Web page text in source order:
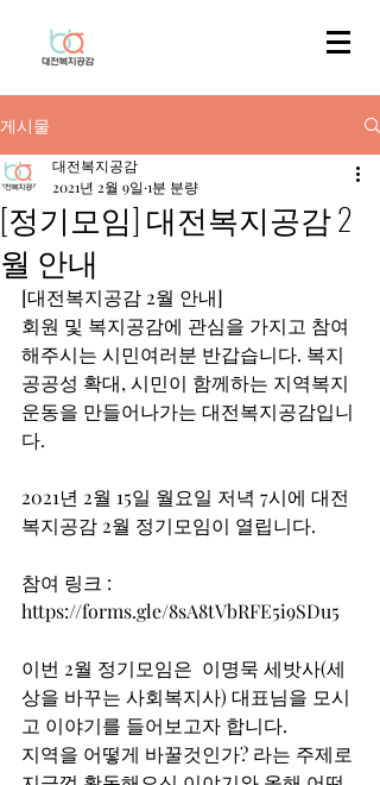
게시물
[정기모임] 대전복지공감 2
월 안내
대전복지공감
2021년 2월 9일 1분 분량
[대전복지공감 2월 안내]
회원 및 복지공감에 관심을 가지고 참여
해주시는 시민여러분 반갑습니다. 복지
공공성 확대, 시민이 함께하는 지역복지
운동을 만들어나가는 대전복지공감입니
다.
2021년 2월 15일 월요일 저녁 7시에 대전
복지공감 2월 정기모임이 열립니다.
참여 링크 :
https://forms.gle/8sA8tVbRFE5i9SDu5
이번 2월 정기모임은  이명묵 세밧사(세
상을 바꾸는 사회복지사) 대표님을 모시
고 이야기를 들어보고자 합니다.
지역을 어떻게 바꿀것인가? 라는 주제로